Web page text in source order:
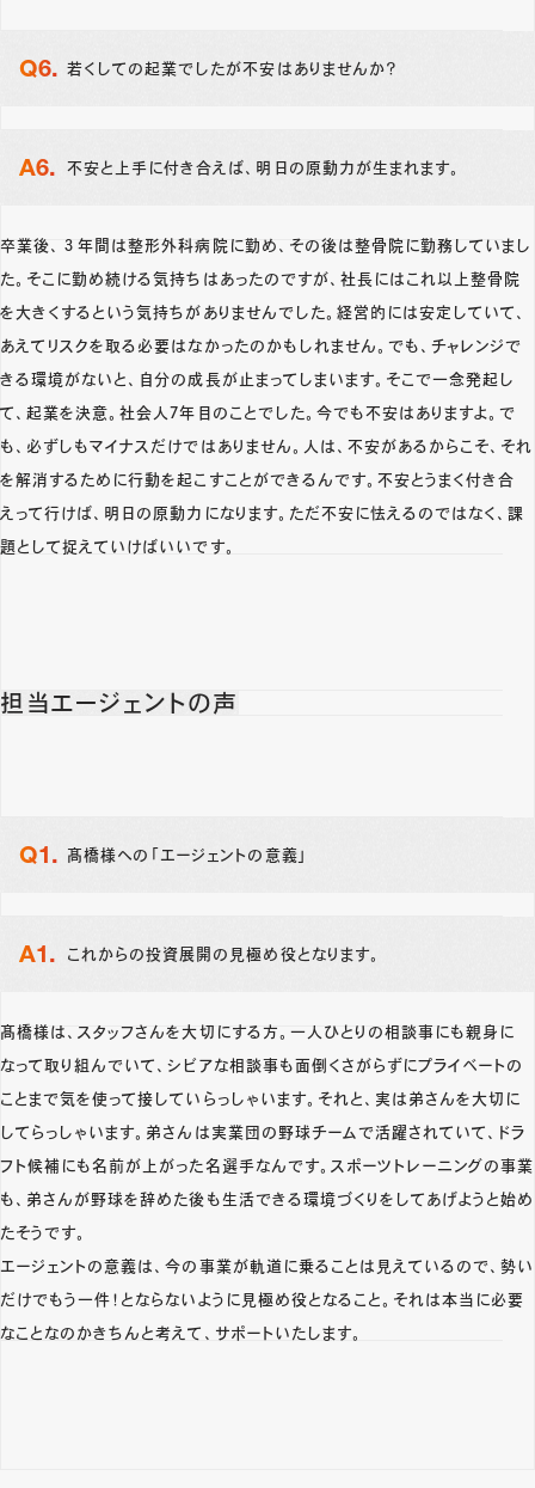
若くしての起業でしたが不安はありませんか？
不安と上手に付き合えば、明日の原動力が生まれます。
卒業後、３年間は整形外科病院に勤め、その後は整骨院に勤務していまし
た。そこに勤め続ける気持ちはあったのですが、社長にはこれ以上整骨院
を大きくするという気持ちがありませんでした。経営的には安定していて、
あえてリスクを取る必要はなかったのかもしれません。でも、チャレンジで
きる環境がないと、自分の成長が止まってしまいます。そこで一念発起し
て、起業を決意。社会人7年目のことでした。今でも不安はありますよ。で
も、必ずしもマイナスだけではありません。人は、不安があるからこそ、それ
を解消するために行動を起こすことができるんです。不安とうまく付き合
えって行けば、明日の原動力になります。ただ不安に怯えるのではなく、課
題として捉えていけばいいです。
担当エージェントの声
髙橋様への「エージェントの意義」
これからの投資展開の見極め役となります。
髙橋様は、スタッフさんを大切にする方。一人ひとりの相談事にも親身に
なって取り組んでいて、シビアな相談事も面倒くさがらずにプライベートの
ことまで気を使って接していらっしゃいます。それと、実は弟さんを大切に
してらっしゃいます。弟さんは実業団の野球チームで活躍されていて、ドラ
フト候補にも名前が上がった名選手なんです。スポーツトレーニングの事業
も、弟さんが野球を辞めた後も生活できる環境づくりをしてあげようと始め
たそうです。
エージェントの意義は、今の事業が軌道に乗ることは見えているので、勢い
だけでもう一件！とならないように見極め役となること。それは本当に必要
なことなのかきちんと考えて、サポートいたします。